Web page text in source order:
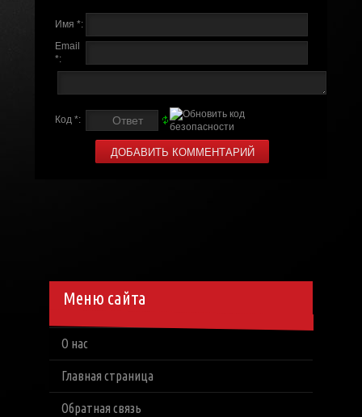
Имя *:
Email
*:
Код *:
Меню сайта
О нас
Главная страница
Обратная связь